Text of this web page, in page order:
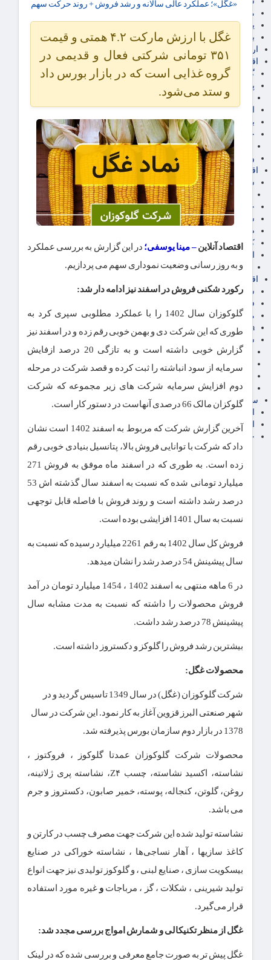
مالیات
یارانه و معیشت مردم
برق، آب و انرژی
ارز دیجیتال
اقتصاد اجتماعی
گردشگری
پزشکی، سلامت و زیبایی
ایران مدلب
اجتماعی
بازنشستگان
حقوق و قضایی
دفتر وکیل
ورزشی
اقتصاد شهری و روستایی
شهر و مسکن و عمران
گسترش ساختمان
حمل و نقل
شهرک های صنعتی
صنایع غذایی
کشاورزی و دامداری
استان تهران
اقتصاد بین الملل
سیاسی
فارکس
مناطق آزاد تجاری
24intermedia
سایر اخبار اقتصادی
عمومی و سرگرمی
آگهی رسمی و مزایده
آکادمی آموزش اقتصادی
سایر رسانه ها
اقتصاد فارسی
اقتصاد آفرین
خرید انواع دیزل ژنراتور
«غگل»؛ عملکرد عالی سالانه و رشد فروش + روند حرکت سهم
غگل با ارزش مارکت ۴.۲ همتی و قیمت
۳۵۱ تومانی شرکتی فعال و قدیمی در
گروه غذایی است که در بازار بورس داد
و ستد می‌شود.
اقتصاد آنلاین– مینا یوسفی؛ در این گزارش به بررسی عملکرد
و به روز رسانی وضعیت نموداری سهم می پردازیم.
رکورد شکنی فروش در اسفند نیز ادامه دار شد:
گلوکوزان سال 1402 را با عملکرد مطلوبی سپری کرد به
طوری که این شرکت دی و بهمن خوبی رقم زده و در اسفند نیز
گزارش خوبی داشته است و به تازگی 20 درصد ازفایش
سرمایه از سود انباشته را ثبت کرده و قصد شرکت در مرحله
دوم افزایش سرمایه شرکت های زیر مجموعه که شرکت
گلوکزان مالک 66 درصدی آنهاست در دستور کار است.
آخرین گزارش شرکت که مربوط به اسفند 1402 است نشان
داد که شرکت با توانایی فروش بالا، پتانسیل بنیادی خوبی رقم
زده است. به طوری که در اسفند ماه موفق به فروش 271
میلیارد تومانی شده که نسبت به اسفند سال گذشته اش 53
درصد رشد داشته است و روند فروش با فاصله قابل توجهی
نسبت به سال 1401 افزایشی بوده است.
فروش کل سال 1402 به رقم 2261 میلیارد رسیده که نسبت به
سال پیشینش 54 درصد رشد را نشان میدهد.
در 6 ماهه منتهی به اسفند 1402 ، 1454 میلیارد تومان در آمد
فروش محصولات را داشته که نسبت به مدت مشابه سال
پیشینش 78 درصد رشد داشت.
بیشترین رشد فروش را گلوکز و دکستروز داشته است.
محصولات غگل:
شرکت گلوکوزان (غگل) در سال 1349 تاسیس گردید و در
شهر صنعتی البرز قزوین آغاز به کار نمود. این شرکت در سال
1378 در بازار دوم سازمان بورس پذیرفته شد.
محصولات شرکت گلوکوزان عمدتا گلوکوز ، فروکتوز ،
نشاسته، اکسید نشاسته، چسب Z۴، نشاسته پری ژلاتینه،
روغن، گلوتن، کنجاله، پوسته، خمیر صابون، دکستروز و جرم
می باشد.
نشاسته تولید شده این شرکت جهت مصرف چسب در کارتن و
کاغذ سازیها ، آهار نساجی‌ها ، نشاسته خوراکی در صنایع
بیسکویت سازی ، صنایع لبنی ، و گلوکوز تولیدی نیز جهت انواع
تولید شیرینی ، شکلات ، گز ، مرباجات وغیره مورد استفاده
قرار می‌گیرد.
غگل از منظر تکنیکالی و شمارش امواج بررسی مجدد شد:
غگل پیش تر به صورت جامع معرفی و بررسی شده که در لینک